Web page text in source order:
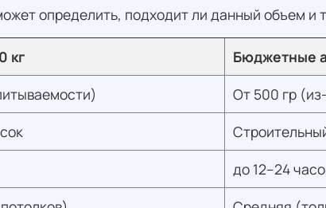
определить, подходит ли данный объем и
кг
Бюджетные
От 500 гр
до 12–24